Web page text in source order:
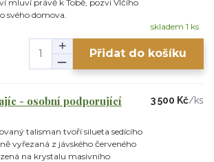
mluví právě k Tobě, pozvi Vlčího
svého domova.
skladem 1 ks
Přidat do košíku
- osobní podporující
talisman tvoří silueta sedícího
vyřezaná z jávského červeného
na krystalu masivního
3 500 Kč/ks